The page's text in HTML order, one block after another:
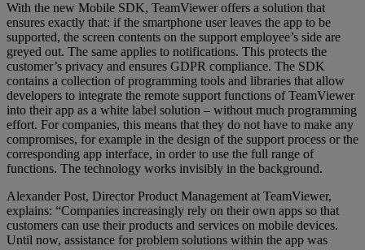
With the new Mobile SDK, TeamViewer offers a solution that
ensures exactly that: if the smartphone user leaves the app to be
supported, the screen contents on the support employee’s side are
greyed out. The same applies to notifications. This protects the
customer’s privacy and ensures GDPR compliance. The SDK
contains a collection of programming tools and libraries that allow
developers to integrate the remote support functions of TeamViewer
into their app as a white label solution – without much programming
effort. For companies, this means that they do not have to make any
compromises, for example in the design of the support process or the
corresponding app interface, in order to use the full range of
functions. The technology works invisibly in the background.
Alexander Post, Director Product Management at TeamViewer,
explains: “Companies increasingly rely on their own apps so that
customers can use their products and services on mobile devices.
Until now, assistance for problem solutions within the app was